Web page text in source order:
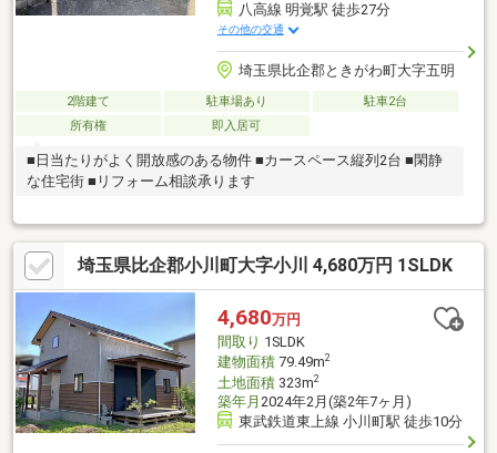
八高線 明覚駅 徒歩27分
その他の交通
埼玉県比企郡ときがわ町大字五明
2階建て 駐車場あり
駐車2台
所有権
即入居可
■日当たりがよく開放感のある物件 ■カースペース縦列2台 ■閑静
な住宅街 ■リフォーム相談承ります
埼玉県比企郡小川町大字小川 4,680万円 1SLDK
4,680万円
間取り 1SLDK
建物面積79.49m2
土地面積323m2
築年月 2024年2月(築2年7ヶ月)
東武鉄道東上線 小川町駅 徒歩10分